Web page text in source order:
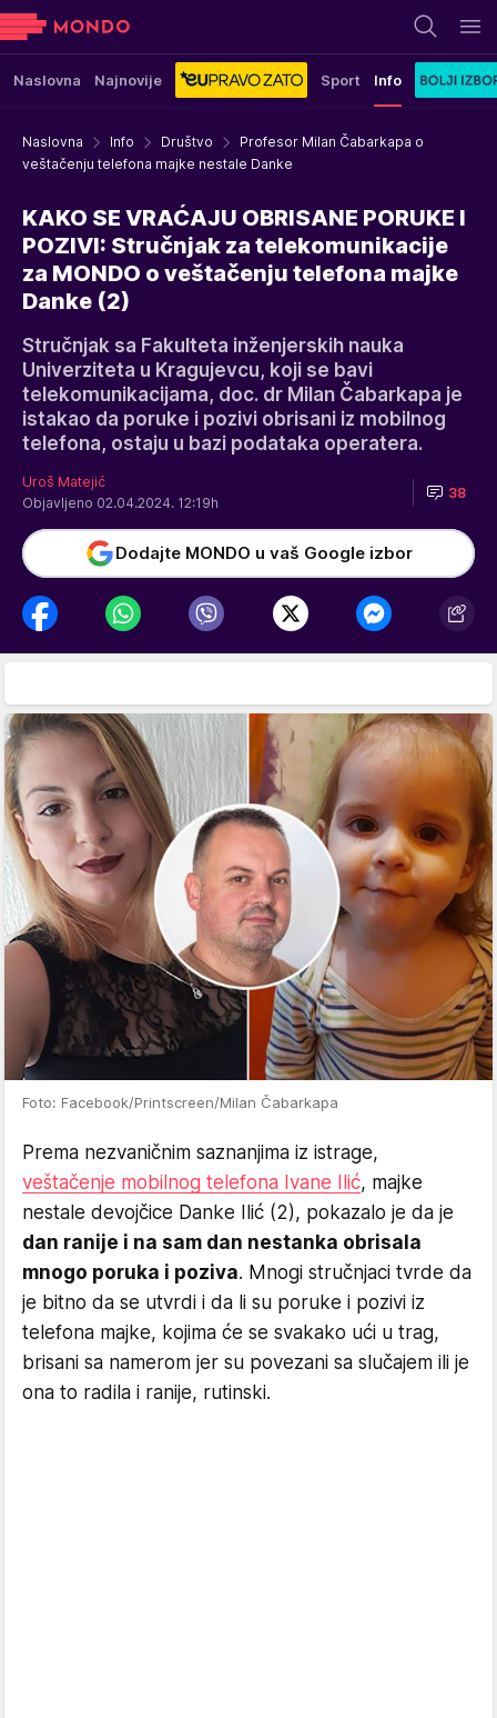
Naslovna Najnovije Sport Info
Naslovna Info Društvo
Profesor Milan Čabarkapa o
veštačenju telefona majke nestale Danke
KAKO SE VRAĆAJU OBRISANE PORUKE I
POZIVI: Stručnjak za telekomunikacije
za MONDO o veštačenju telefona majke
Danke (2)
Stručnjak sa Fakulteta inženjerskih nauka
Univerziteta u Kragujevcu, koji se bavi
telekomunikacijama, doc. dr Milan Čabarkapa je
istakao da poruke i pozivi obrisani iz mobilnog
telefona, ostaju u bazi podataka operatera.
Uroš Matejić
Objavljeno 02.04.2024. 12:19h
38
Dodajte MONDO u vaš Google izbor
Foto: Facebook/Printscreen/Milan Čabarkapa
Prema nezvaničnim saznanjima iz istrage,
veštačenje mobilnog telefona Ivane Ilić, majke
nestale devojčice Danke Ilić (2), pokazalo je da je
dan ranije i na sam dan nestanka obrisala
mnogo poruka i poziva. Mnogi stručnjaci tvrde da
je bitno da se utvrdi i da li su poruke i pozivi iz
telefona majke, kojima će se svakako ući u trag,
brisani sa namerom jer su povezani sa slučajem ili je
ona to radila i ranije, rutinski.